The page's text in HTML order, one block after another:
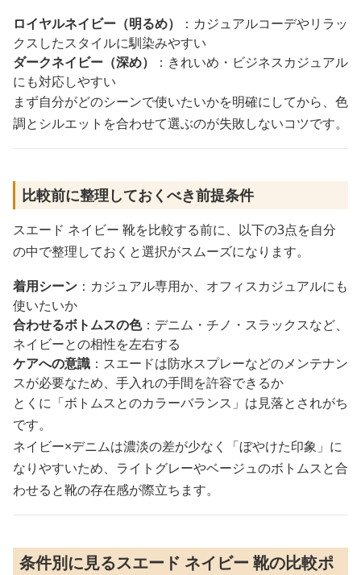
ロイヤルネイビー（明るめ）
：カジュアルコーデやリラッ
クスしたスタイルに馴染みやすい
ダークネイビー（深め）
：きれいめ・ビジネスカジュアル
にも対応しやすい
まず自分がどのシーンで使いたいかを明確にしてから、色
調とシルエットを合わせて選ぶのが失敗しないコツです。
比較前に整理しておくべき前提条件
スエード ネイビー 靴を比較する前に、以下の3点を自分
の中で整理しておくと選択がスムーズになります。
着用シーン ：カジュアル専用か、オフィスカジュアルにも
使いたいか
合わせるボトムスの色：デニム・チノ・スラックスなど、
ネイビーとの相性を左右する
ケアへの意識 ：スエードは防水スプレーなどのメンテナン
スが必要なため、手入れの手間を許容できるか
とくに「ボトムスとのカラーバランス」は見落とされがち
です。
ネイビー×デニムは濃淡の差が少なく「ぼやけた印象」に
なりやすいため、ライトグレーやベージュのボトムスと合
わせると靴の存在感が際立ちます。
条件別に見るスエード ネイビー 靴の比較ポ